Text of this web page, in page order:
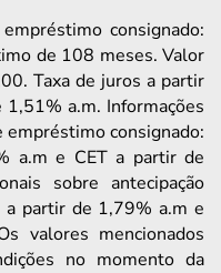
consignado:
de 108 meses. Valor
Taxa de juros a partir
a.m. Informações
consignado:
a.m e CET a partir de
sobre antecipação
a partir de 1,79% a.m e
valores mencionados
no momento da